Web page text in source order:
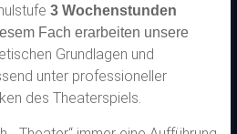
3 Wochenstunden
Fach erarbeiten unsere
Grundlagen und
unter professioneller
des Theaterspiels.